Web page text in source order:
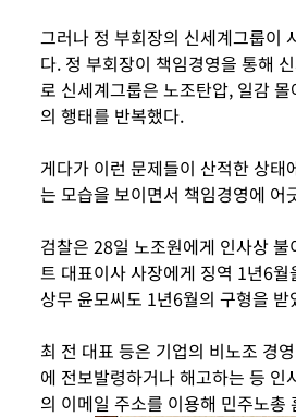
그러나 정 부회장의 신세계그룹이
다. 정 부회장이 책임경영을 통해
로 신세계그룹은 노조탄압, 일감
의 행태를 반복했다.
게다가 이런 문제들이 산적한 상
는 모습을 보이면서 책임경영에 어
검찰은 28일 노조원에게 인사상
트 대표이사 사장에게 징역 1년6
상무 윤모씨도 1년6월의 구형을 받
최 전 대표 등은 기업의 비노조 경
에 전보발령하거나 해고하는 등
의 이메일 주소를 이용해 민주노